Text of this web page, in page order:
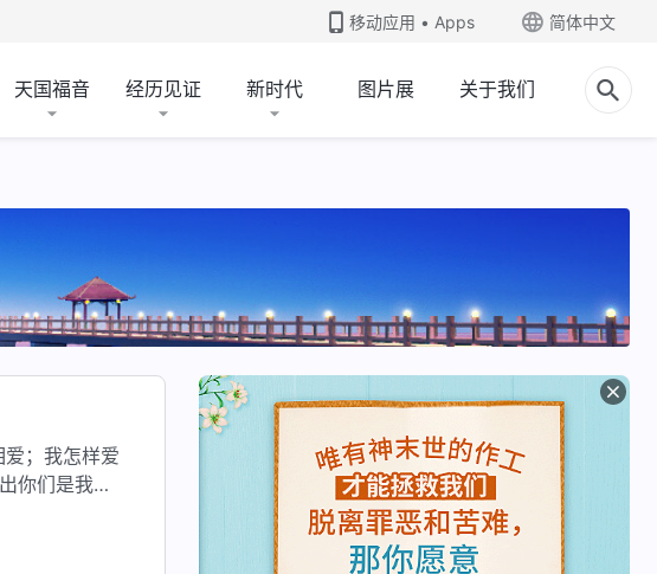
移动应用 • Apps 简体中文
天国福音 经历见证 新时代 图片展 关于我们
；我怎样爱
你们是我的